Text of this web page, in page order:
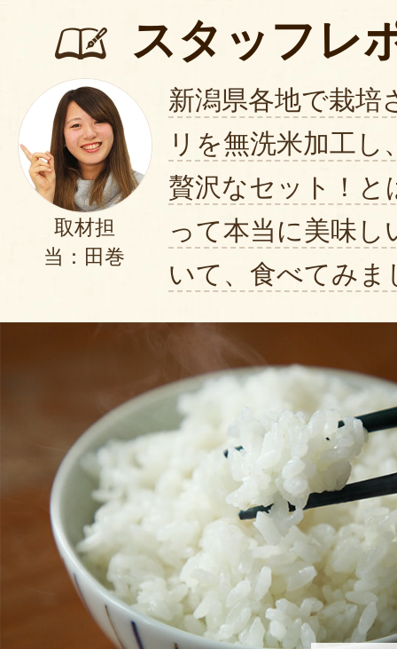
スタッフレ
取材担
当：田巻
新潟県各地で栽培
リを無洗米加工し
贅沢なセット！と
って本当に美味し
いて、食べてみま